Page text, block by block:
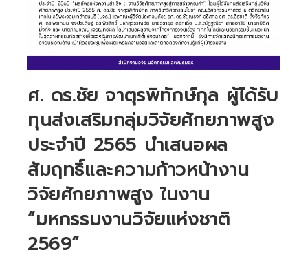
ศ. ดร.ชัย จาตุรพิทักษ์กุล ผู้ได้รับ
ทุนส่งเสริมกลุ่มวิจัยศักยภาพสูง
ประจำปี 2565 นำเสนอผล
สัมฤทธิ์และความก้าวหน้างาน
วิจัยศักยภาพสูง ในงาน
“มหกรรมงานวิจัยแห่งชาติ
2569”